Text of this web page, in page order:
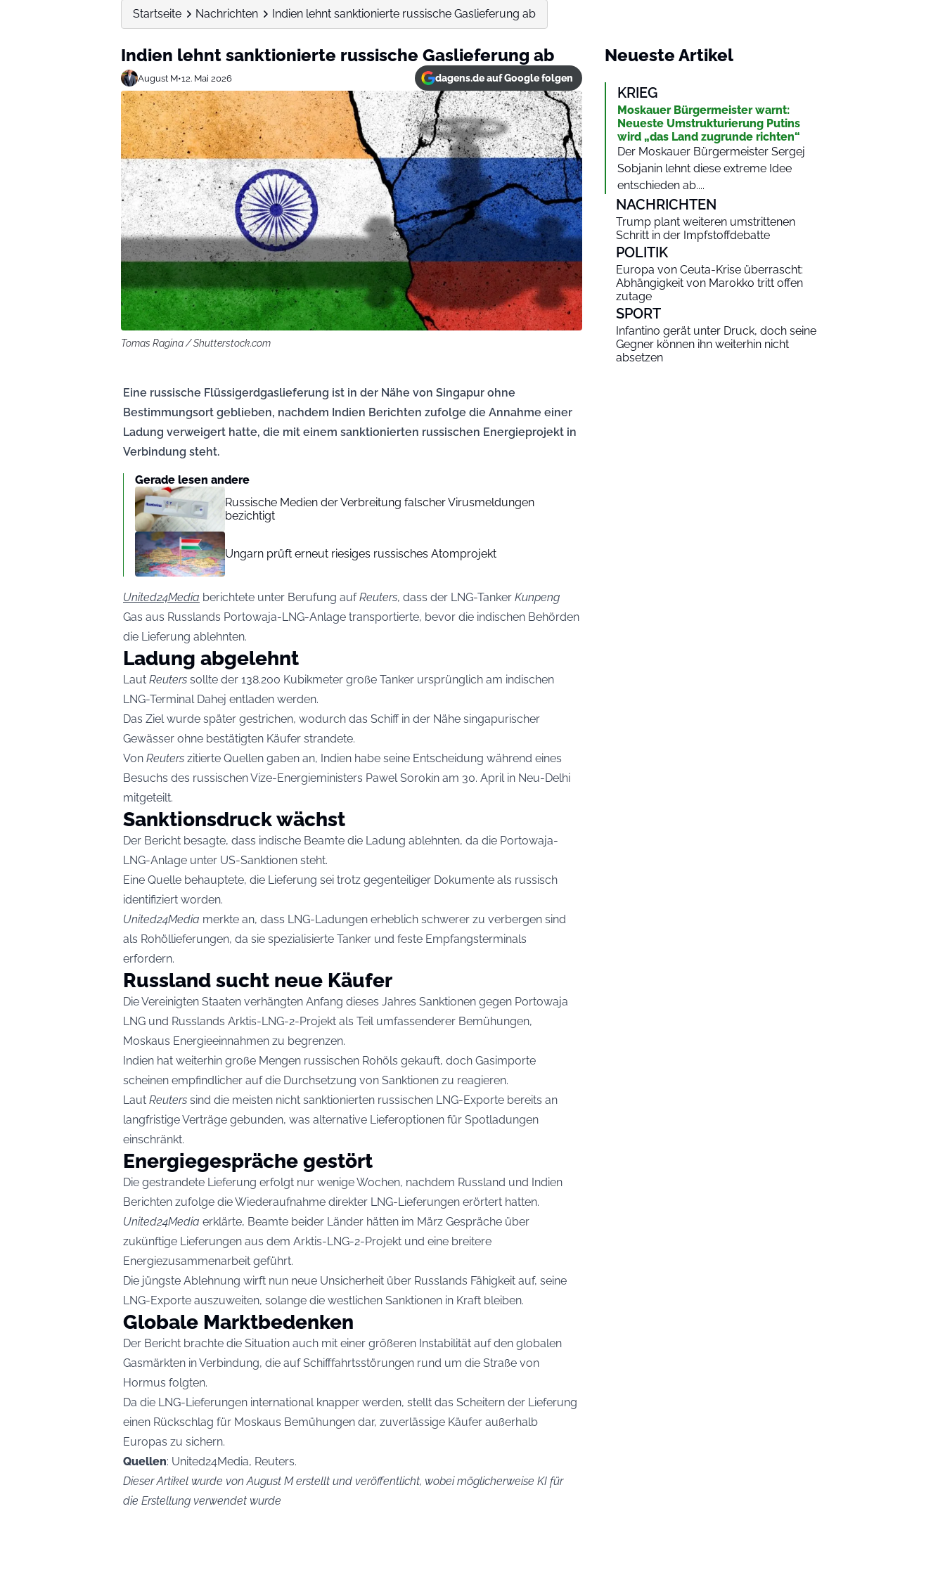
Startseite Nachrichten Indien lehnt sanktionierte russische Gaslieferung ab
Indien lehnt sanktionierte russische Gaslieferung ab
August M•12. Mai 2026 dagens.de auf Google folgen
Tomas Ragina / Shutterstock.com
Eine russische Flüssigerdgaslieferung ist in der Nähe von Singapur ohne
Bestimmungsort geblieben, nachdem Indien Berichten zufolge die Annahme einer
Ladung verweigert hatte, die mit einem sanktionierten russischen Energieprojekt in
Verbindung steht.
Gerade lesen andere
Russische Medien der Verbreitung falscher Virusmeldungen
bezichtigt
Ungarn prüft erneut riesiges russisches Atomprojekt
United24Media berichtete unter Berufung aufReuters, dass der LNG-Tanker Kunpeng
Gas aus Russlands Portowaja-LNG-Anlage transportierte, bevor die indischen Behörden
die Lieferung ablehnten.
Ladung abgelehnt
Laut Reuters sollte der 138.200 Kubikmeter große Tanker ursprünglich am indischen
LNG-Terminal Dahej entladen werden.
Das Ziel wurde später gestrichen, wodurch das Schiff in der Nähe singapurischer
Gewässer ohne bestätigten Käufer strandete.
Von Reuters zitierte Quellen gaben an, Indien habe seine Entscheidung während eines
Besuchs des russischen Vize-Energieministers Pawel Sorokin am 30. April in Neu-Delhi
mitgeteilt.
Sanktionsdruck wächst
Der Bericht besagte, dass indische Beamte die Ladung ablehnten, da die Portowaja-
LNG-Anlage unter US-Sanktionen steht.
Eine Quelle behauptete, die Lieferung sei trotz gegenteiliger Dokumente als russisch
identifiziert worden.
United24Media merkte an, dass LNG-Ladungen erheblich schwerer zu verbergen sind
als Rohöllieferungen, da sie spezialisierte Tanker und feste Empfangsterminals
erfordern.
Russland sucht neue Käufer
Die Vereinigten Staaten verhängten Anfang dieses Jahres Sanktionen gegen Portowaja
LNG und Russlands Arktis-LNG-2-Projekt als Teil umfassenderer Bemühungen,
Moskaus Energieeinnahmen zu begrenzen.
Indien hat weiterhin große Mengen russischen Rohöls gekauft, doch Gasimporte
scheinen empfindlicher auf die Durchsetzung von Sanktionen zu reagieren.
Laut Reuters sind die meisten nicht sanktionierten russischen LNG-Exporte bereits an
langfristige Verträge gebunden, was alternative Lieferoptionen für Spotladungen
einschränkt.
Energiegespräche gestört
Die gestrandete Lieferung erfolgt nur wenige Wochen, nachdem Russland und Indien
Berichten zufolge die Wiederaufnahme direkter LNG-Lieferungen erörtert hatten.
United24Media erklärte, Beamte beider Länder hätten im März Gespräche über
zukünftige Lieferungen aus dem Arktis-LNG-2-Projekt und eine breitere
Energiezusammenarbeit geführt.
Die jüngste Ablehnung wirft nun neue Unsicherheit über Russlands Fähigkeit auf, seine
LNG-Exporte auszuweiten, solange die westlichen Sanktionen in Kraft bleiben.
Globale Marktbedenken
Der Bericht brachte die Situation auch mit einer größeren Instabilität auf den globalen
Gasmärkten in Verbindung, die auf Schifffahrtsstörungen rund um die Straße von
Hormus folgten.
Da die LNG-Lieferungen international knapper werden, stellt das Scheitern der Lieferung
einen Rückschlag für Moskaus Bemühungen dar, zuverlässige Käufer außerhalb
Europas zu sichern.
Quellen: United24Media, Reuters.
Dieser Artikel wurde von August M erstellt und veröffentlicht, wobei möglicherweise KI für
die Erstellung verwendet wurde
Neueste Artikel
KRIEG
Moskauer Bürgermeister warnt:
Neueste Umstrukturierung Putins
wird „das Land zugrunde richten“
Der Moskauer Bürgermeister Sergej
Sobjanin lehnt diese extreme Idee
entschieden ab....
NACHRICHTEN
Trump plant weiteren umstrittenen
Schritt in der Impfstoffdebatte
POLITIK
Europa von Ceuta-Krise überrascht:
Abhängigkeit von Marokko tritt offen
zutage
SPORT
Infantino gerät unter Druck, doch seine
Gegner können ihn weiterhin nicht
absetzen